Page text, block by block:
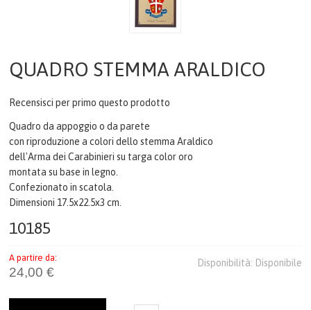
PENNE
TEMPO LIBERO
FERMACARTE
COME ACQUISTARE
GALLERIA
QUADRO STEMMA ARALDICO
Recensisci per primo questo prodotto
Quadro da appoggio o da parete
con riproduzione a colori dello stemma Araldico
dell'Arma dei Carabinieri su targa color oro
montata su base in legno.
Confezionato in scatola.
Dimensioni 17.5x22.5x3 cm.
10185
Disponibilità: Disponibile
A partire da:
24,00 €